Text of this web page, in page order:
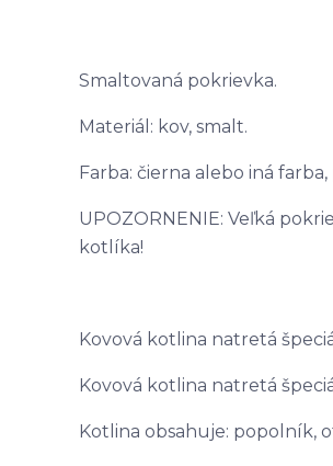
Smaltovaná pokrievka.
Materiál: kov, smalt.
Farba: čierna alebo iná
UPOZORNENIE: Veľká
kotlíka!
Kovová kotlina natretá
Kovová kotlina natretá
Kotlina obsahuje: popolník,